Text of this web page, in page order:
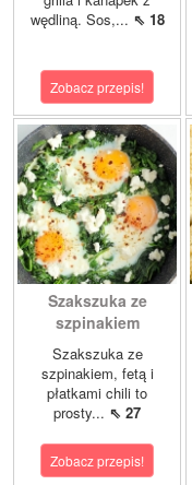
wędliną. Sos,... ⇖ 18
Zobacz przepis!
Szakszuka ze
szpinakiem
Szakszuka ze
szpinakiem, fetą i
płatkami chili to
prosty... ⇖ 27
Zobacz przepis!